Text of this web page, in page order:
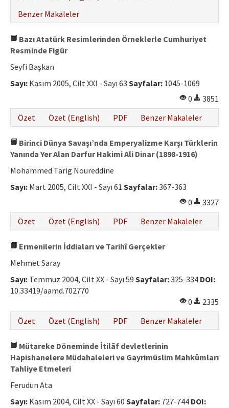
Benzer Makaleler
Bazı Atatürk Resimlerinden Örneklerle Cumhuriyet
Resminde Figür
Seyfi Başkan
Sayı: Kasım 2005, Cilt XXI - Sayı 63 Sayfalar: 1045-1069
0
3851
Özet
Özet (English) PDF Benzer Makaleler
Birinci Dünya Savaşı’nda Emperyalizme Karşı Türklerin
Yanında Yer Alan Darfur Hakimi Ali Dinar (1898-1916)
Mohammed Tarig Noureddine
Sayı: Mart 2005, Cilt XXI - Sayı 61 Sayfalar:367-363
0
3327
Özet
Özet (English) PDF Benzer Makaleler
Ermenilerin İddiaları ve Tarihî Gerçekler
Mehmet Saray
Sayı: Temmuz 2004, Cilt XX - Sayı 59 Sayfalar:325-334 DOI:
10.33419/aamd.702770
0
2335
Özet
Özet (English) PDF Benzer Makaleler
Mütareke Döneminde İtilâf devletlerinin
Hapishanelere Müdahaleleri ve Gayrimüslim Mahkûmları
Tahliye Etmeleri
Ferudun Ata
Sayı: Kasım 2004, Cilt XX - Sayı 60 Sayfalar: 727-744 DOI: